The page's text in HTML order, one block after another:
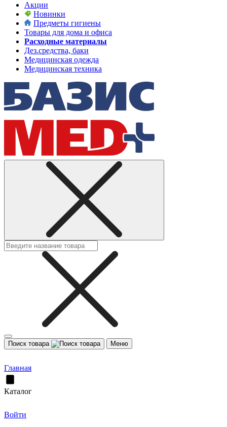
Акции
Новинки
Предметы гигиены
Товары для дома и офиса
Расходные материалы
Дез.средства, баки
Медицинская одежда
Медицинская техника
Поиск товара Меню
Главная
Каталог
Войти